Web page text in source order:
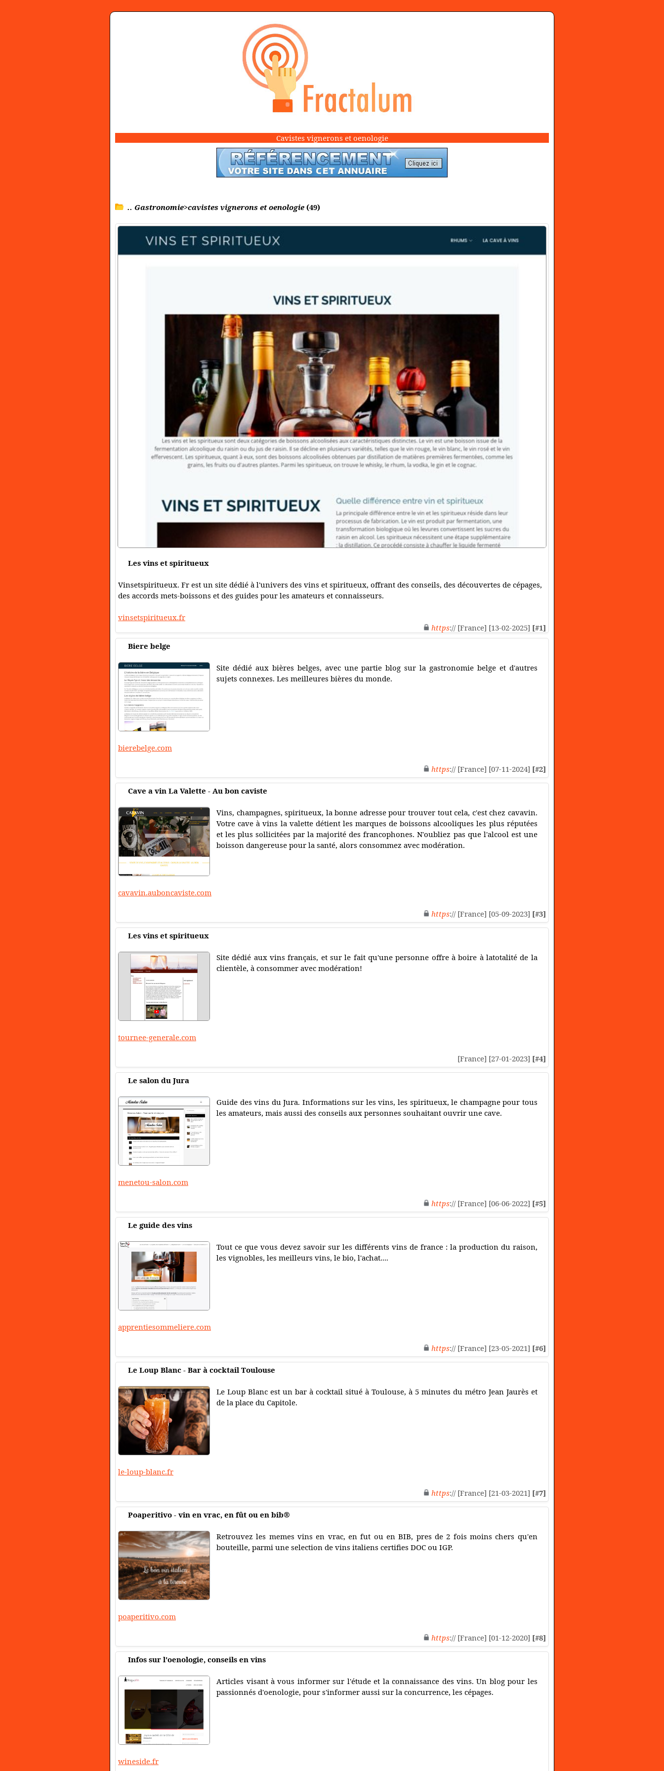
Cavistes vignerons et oenologie
.. Gastronomie>cavistes vignerons et oenologie (49)
Les vins et spiritueux
Vinsetspiritueux. Fr est un site dédié à l'univers des vins et spiritueux, offrant des conseils, des découvertes de cépages,
des accords mets-boissons et des guides pour les amateurs et connaisseurs.
vinsetspiritueux.fr
https:// [France] [13-02-2025] [#1]
Biere belge
Site dédié aux bières belges, avec une partie blog sur la gastronomie belge et d'autres
sujets connexes. Les meilleures bières du monde.
bierebelge.com
https:// [France] [07-11-2024] [#2]
Cave a vin La Valette - Au bon caviste
Vins, champagnes, spiritueux, la bonne adresse pour trouver tout cela, c'est chez cavavin.
Votre cave à vins la valette détient les marques de boissons alcooliques les plus réputées
et les plus sollicitées par la majorité des francophones. N'oubliez pas que l'alcool est une
boisson dangereuse pour la santé, alors consommez avec modération.
cavavin.auboncaviste.com
https:// [France] [05-09-2023] [#3]
Les vins et spiritueux
Site dédié aux vins français, et sur le fait qu'une personne offre à boire à latotalité de la
clientèle, à consommer avec modération!
tournee-generale.com
[France] [27-01-2023] [#4]
Le salon du Jura
Guide des vins du Jura. Informations sur les vins, les spiritueux, le champagne pour tous
les amateurs, mais aussi des conseils aux personnes souhaitant ouvrir une cave.
menetou-salon.com
https:// [France] [06-06-2022] [#5]
Le guide des vins
Tout ce que vous devez savoir sur les différents vins de france : la production du raison,
les vignobles, les meilleurs vins, le bio, l'achat....
apprentiesommeliere.com
https:// [France] [23-05-2021] [#6]
Le Loup Blanc - Bar à cocktail Toulouse
Le Loup Blanc est un bar à cocktail situé à Toulouse, à 5 minutes du métro Jean Jaurès et
de la place du Capitole.
le-loup-blanc.fr
https:// [France] [21-03-2021] [#7]
Poaperitivo - vin en vrac, en fût ou en bib®
Retrouvez les memes vins en vrac, en fut ou en BIB, pres de 2 fois moins chers qu'en
bouteille, parmi une selection de vins italiens certifies DOC ou IGP.
poaperitivo.com
https:// [France] [01-12-2020] [#8]
Infos sur l'oenologie, conseils en vins
Articles visant à vous informer sur l'étude et la connaissance des vins. Un blog pour les
passionnés d'oenologie, pour s'informer aussi sur la concurrence, les cépages.
wineside.fr